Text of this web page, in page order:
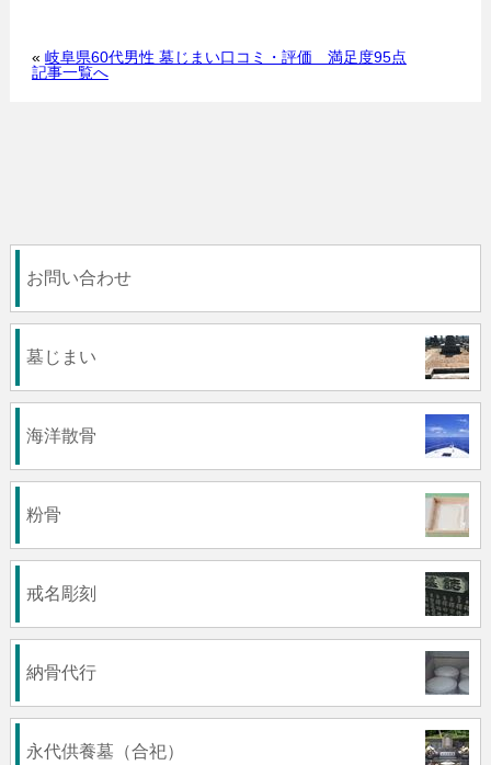
« 岐阜県60代男性 墓じまい口コミ・評価 満足度95点
記事一覧へ
お問い合わせ
墓じまい
海洋散骨
粉骨
戒名彫刻
納骨代行
永代供養墓（合祀）